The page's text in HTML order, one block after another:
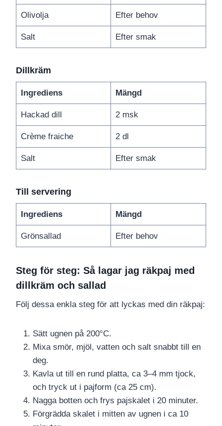
Olivolja Efter behov
Salt Efter smak
Dillkräm
Ingrediens Mängd
Hackad dill 2 msk
Crème fraiche 2 dl
Salt Efter smak
Till servering
Ingrediens Mängd
Grönsallad Efter behov
Steg för steg: Så lagar jag räkpaj med
dillkräm och sallad
Följ dessa enkla steg för att lyckas med din räkpaj:
Sätt ugnen på 200°C.
Mixa smör, mjöl, vatten och salt snabbt till en
deg.
Kavla ut till en rund platta, ca 3–4 mm tjock,
och tryck ut i pajform (ca 25 cm).
Nagga botten och frys pajskalet i 20 minuter.
Förgrädda skalet i mitten av ugnen i ca 10